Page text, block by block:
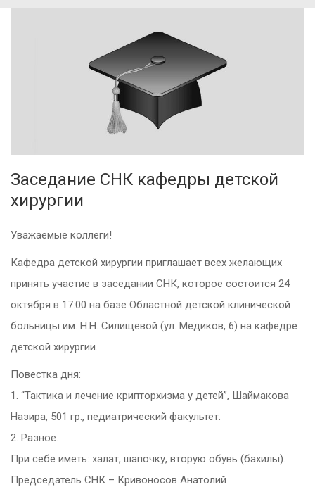
Заседание СНК кафедры детской
хирургии
Уважаемые коллеги!
Кафедра детской хирургии приглашает всех желающих
принять участие в заседании СНК, которое состоится 24
октября в 17:00 на базе Областной детской клинической
больницы им. Н.Н. Силищевой (ул. Медиков, 6) на кафедре
детской хирургии.
Повестка дня:
1. “Тактика и лечение крипторхизма у детей”, Шаймакова
Назира, 501 гр., педиатрический факультет.
2. Разное.
При себе иметь: халат, шапочку, вторую обувь (бахилы).
Председатель СНК – Кривоносов Анатолий